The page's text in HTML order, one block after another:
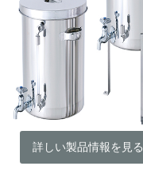
詳しい製品情報を見る